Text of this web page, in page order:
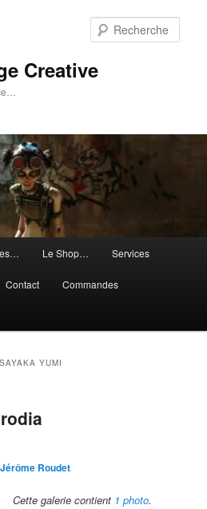
Creative
Le Shop… Services
Contact Commandes
SAYAKA YUMI
Jérôme Roudet
Cette galerie contient 1 photo.